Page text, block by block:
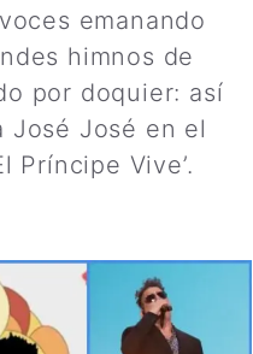
emanando
himnos de
por doquier: así
José José en el
Príncipe Vive’.